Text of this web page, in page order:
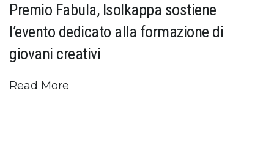
Premio Fabula, Isolkappa sostiene
l’evento dedicato alla formazione di
giovani creativi
Read More